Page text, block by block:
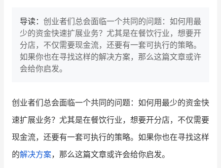
增长产品指南
智库 产品场景库
行业洞察
品牌消费观 行业报告
导读： 创业者们总会面临一个共同的问题：如何用最
少的资金快速扩展业务？尤其是在餐饮行业，想要开
分店，不仅需要现金流，还要有一套可执行的策略。
如果你也在寻找这样的解决方案，那么这篇文章或许
会给你启发。
创业者们总会面临一个共同的问题：如何用最少的资金快
速扩展业务？尤其是在餐饮行业，想要开分店，不仅需要
现金流，还要有一套可执行的策略。如果你也在寻找这样
的解决方案，那么这篇文章或许会给你启发。